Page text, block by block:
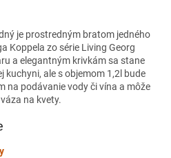
je prostredným bratom jedného
Koppela zo série Living Georg
a elegantným krivkám sa stane
kuchyni, ale s objemom 1,2l bude
na podávanie vody či vína a môže
na kvety.